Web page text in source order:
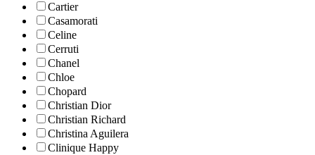
Cartier
Casamorati
Celine
Cerruti
Chanel
Chloe
Chopard
Christian Dior
Christian Richard
Christina Aguilera
Clinique Happy